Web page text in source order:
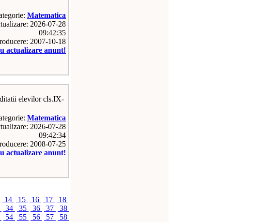
Matematica
2026-07-28
09:42:35
2007-10-18
actualizare anunt!
elevilor cls.IX-
Matematica
2026-07-28
09:42:34
2008-07-25
actualizare anunt!
14 15 16 17
18
34 35 36 37
38
54 55 56 57
58